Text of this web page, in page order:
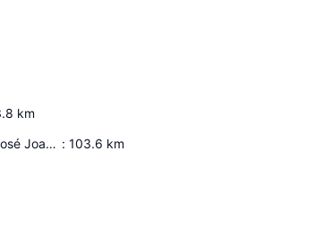
km
Aeropuerto Internacional José Joaquín De Olmedo : 103.6 km